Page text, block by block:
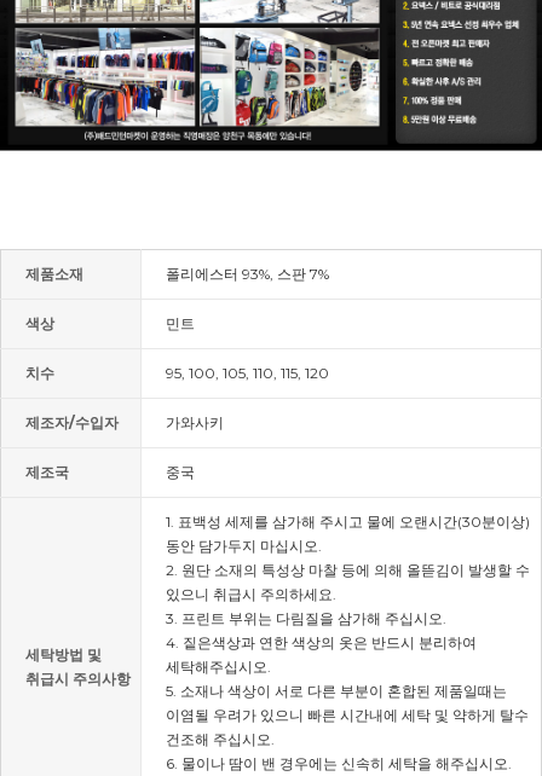
제품소재 폴리에스터 93%, 스판 7%
색상 민트
치수 95, 100, 105, 110, 115, 120
제조자/수입자 가와사키
제조국 중국
세탁방법 및
취급시 주의사항
1. 표백성 세제를 삼가해 주시고 물에 오랜시간(30분이상)
동안 담가두지 마십시오.
2. 원단 소재의 특성상 마찰 등에 의해 올뜯김이 발생할 수
있으니 취급시 주의하세요.
3. 프린트 부위는 다림질을 삼가해 주십시오.
4. 짙은색상과 연한 색상의 옷은 반드시 분리하여
세탁해주십시오.
5. 소재나 색상이 서로 다른 부분이 혼합된 제품일때는
이염될 우려가 있으니 빠른 시간내에 세탁 및 약하게 탈수
건조해 주십시오.
6. 물이나 땀이 밴 경우에는 신속히 세탁을 해주십시오.